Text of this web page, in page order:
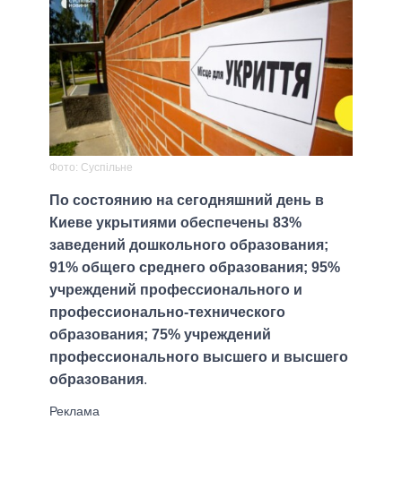
Фото: Суспільне
По состоянию на сегодняшний день в
Киеве укрытиями обеспечены 83%
заведений дошкольного образования;
91% общего среднего образования; 95%
учреждений профессионального и
профессионально-технического
образования; 75% учреждений
профессионального высшего и высшего
образования.